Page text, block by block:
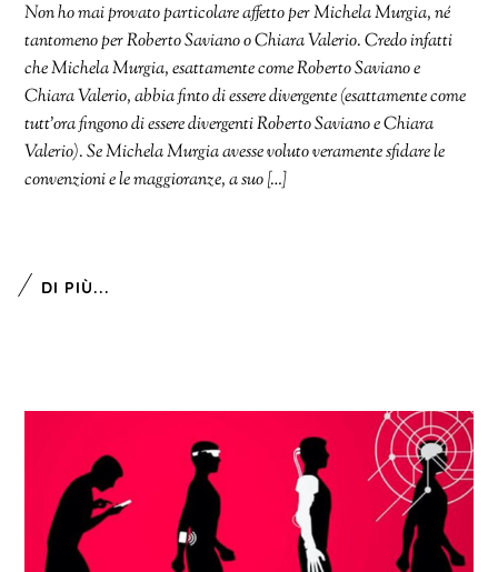
Non ho mai provato particolare affetto per Michela Murgia, né
tantomeno per Roberto Saviano o Chiara Valerio. Credo infatti
che Michela Murgia, esattamente come Roberto Saviano e
Chiara Valerio, abbia finto di essere divergente (esattamente come
tutt’ora fingono di essere divergenti Roberto Saviano e Chiara
Valerio). Se Michela Murgia avesse voluto veramente sfidare le
convenzioni e le maggioranze, a suo […]
DI PIÙ...